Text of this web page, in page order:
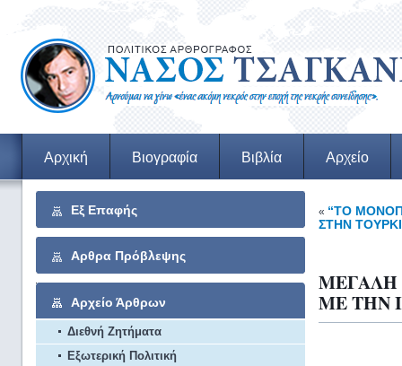
Αρχική Βιογραφία Βιβλία Αρχείο
Εξ Επαφής
Αρθρα Πρόβλεψης
Αρχείο Άρθρων
Διεθνή Ζητήματα
Εξωτερική Πολιτική
« “ΤΟ
ΣΤΗΝ
ΜΕ ΤΗΝ